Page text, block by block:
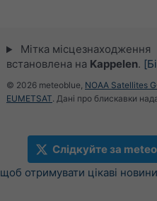
Мітка місцезнаходження
встановлена на Kappelen.
© 2026 meteoblue, NOAA Satellites
EUMETSAT. Дані про блискавки
Слідкуйте за
щоб отримувати цікаві